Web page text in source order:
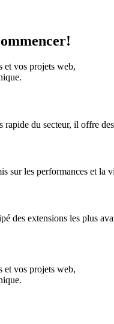
et vos projets web,
du secteur, il offre
sur les performances et la
des extensions les plus
et vos projets web,